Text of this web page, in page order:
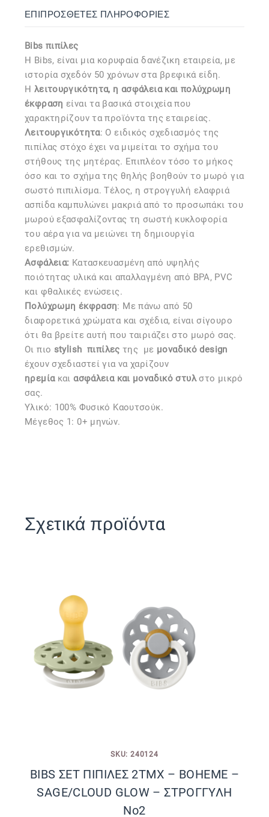
ΕΠΙΠΡΌΣΘΕΤΕΣ ΠΛΗΡΟΦΟΡΊΕΣ
Bibs πιπίλες
Η Bibs, είναι μια κορυφαία δανέζικη εταιρεία, με
ιστορία σχεδόν 50 χρόνων στα βρεφικά είδη.
Η λειτουργικότητα, η ασφάλεια και πολύχρωμη
έκφραση είναι τα βασικά στοιχεία που
χαρακτηρίζουν τα προϊόντα της εταιρείας.
Λειτουργικότητα: Ο ειδικός σχεδιασμός της
πιπίλας στόχο έχει να μιμείται το σχήμα του
στήθους της μητέρας. Επιπλέον τόσο το μήκος
όσο και το σχήμα της θηλής βοηθούν το μωρό για
σωστό πιπιλίσμα. Τέλος, η στρογγυλή ελαφριά
ασπίδα καμπυλώνει μακριά από το προσωπάκι του
μωρού εξασφαλίζοντας τη σωστή κυκλοφορία
του αέρα για να μειώνει τη δημιουργία
ερεθισμών.
Ασφάλεια: Kατασκευασμένη από υψηλής
ποιότητας υλικά και απαλλαγμένη από BPA, PVC
και φθαλικές ενώσεις.
Πολύχρωμη έκφραση: Με πάνω από 50
διαφορετικά χρώματα και σχέδια, είναι σίγουρο
ότι θα βρείτε αυτή που ταιριάζει στο μωρό σας.
Οι πιο stylish πιπίλες της με μοναδικό design
έχουν σχεδιαστεί για να χαρίζουν
ηρεμίακαιασφάλεια και μοναδικό στυλστο μικρό
σας.
Υλικό: 100% Φυσικό Καουτσούκ.
Μέγεθος 1: 0+ μηνών.
Σχετικά προϊόντα
SKU: 240124
BIBS ΣΕΤ ΠΙΠΙΛΕΣ 2ΤΜΧ – BOHEME –
SAGE/CLOUD GLOW – ΣΤΡΟΓΓΥΛΗ
No2